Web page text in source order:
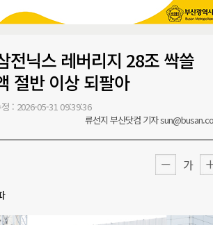
전닉스 레버리지 28조 싹쓸
절반 이상 되팔아
: 2026-05-31 09:39:36
류선지 부산닷컴 기자
가